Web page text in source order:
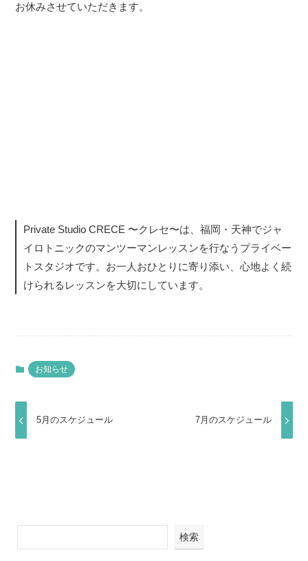
お休みさせていただきます。
Private Studio CRECE 〜クレセ〜は、福岡・天神でジャ
イロトニックのマンツーマンレッスンを行なうプライベー
トスタジオです。お一人おひとりに寄り添い、心地よく続
けられるレッスンを大切にしています。
お知らせ
5月のスケジュール 7月のスケジュール
検索